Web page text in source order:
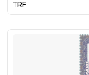
TRF